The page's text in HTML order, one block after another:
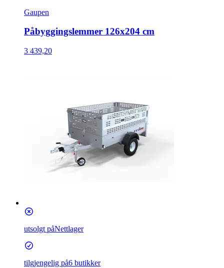
Gaupen
Påbyggingslemmer 126x204 cm
3 439,20
utsolgt påNettlager
tilgjengelig på6 butikker